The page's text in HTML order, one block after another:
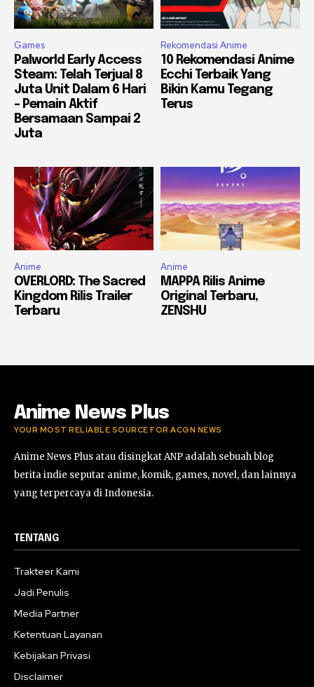
Games
Palworld Early Access
Steam: Telah Terjual 8
Juta Unit Dalam 6 Hari
– Pemain Aktif
Bersamaan Sampai 2
Juta
Rekomendasi Anime
10 Rekomendasi Anime
Ecchi Terbaik Yang
Bikin Kamu Tegang
Terus
Anime
OVERLORD: The Sacred
Kingdom Rilis Trailer
Terbaru
Anime
MAPPA Rilis Anime
Original Terbaru,
ZENSHU
Anime News Plus
YOUR MOST RELIABLE SOURCE FOR ACGN NEWS
Anime News Plus atau disingkat ANP adalah sebuah blog
berita indie seputar anime, komik, games, novel, dan lainnya
yang terpercaya di Indonesia.
TENTANG
Trakteer Kami
Jadi Penulis
Media Partner
Ketentuan Layanan
Kebijakan Privasi
Disclaimer